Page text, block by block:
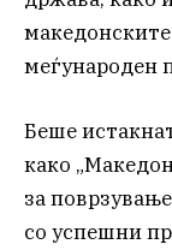
меѓународен
Беше
како
за
со успешни